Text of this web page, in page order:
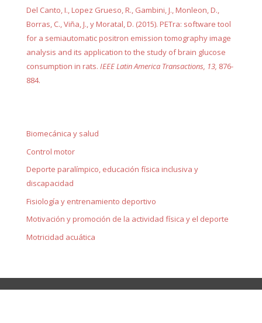
Del Canto, I., Lopez Grueso, R., Gambini, J., Monleon, D.,
Borras, C., Viña, J., y Moratal, D. (2015). PETra: software tool
for a semiautomatic positron emission tomography image
analysis and its application to the study of brain glucose
consumption in rats. IEEE Latin America Transactions, 13, 876-
884.
Biomecánica y salud
Control motor
Deporte paralímpico, educación física inclusiva y
discapacidad
Fisiología y entrenamiento deportivo
Motivación y promoción de la actividad física y el deporte
Motricidad acuática